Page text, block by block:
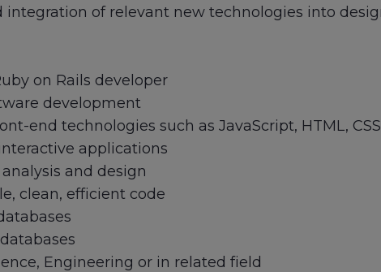
of relevant new technologies into
on Rails developer
development
end technologies such as JavaScript, HTML,
applications
and design
clean, efficient code
Engineering or in related field